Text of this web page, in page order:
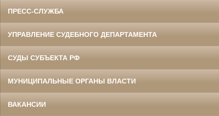
ПРЕСС-СЛУЖБА
УПРАВЛЕНИЕ СУДЕБНОГО ДЕПАРТАМЕНТА
СУДЫ СУБЪЕКТА РФ
МУНИЦИПАЛЬНЫЕ ОРГАНЫ ВЛАСТИ
ВАКАНСИИ